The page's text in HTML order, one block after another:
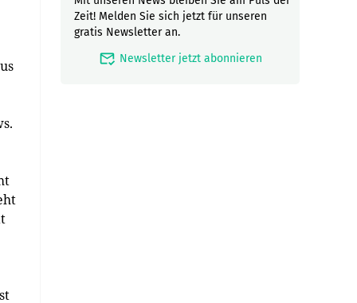
Zeit! Melden Sie sich jetzt für unseren
gratis Newsletter an.
mark_email_read Newsletter jetzt abonnieren